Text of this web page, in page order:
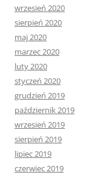
wrzesień 2020
sierpień 2020
maj 2020
marzec 2020
luty 2020
styczeń 2020
grudzień 2019
październik 2019
wrzesień 2019
sierpień 2019
lipiec 2019
czerwiec 2019